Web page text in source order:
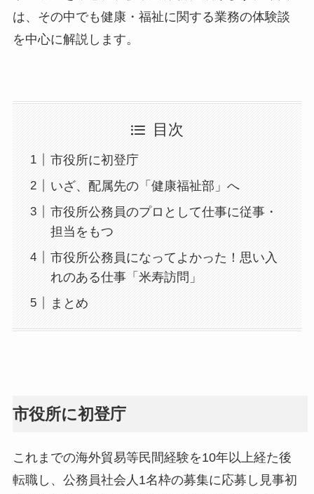
は、その中でも健康・福祉に関する業務の体験談
を中心に解説します。
目次
市役所に初登庁
いざ、配属先の「健康福祉部」へ
市役所公務員のプロとして仕事に従事・
担当をもつ
市役所公務員になってよかった！思い入
れのある仕事「米寿訪問」
まとめ
市役所に初登庁
これまでの海外貿易等民間経験を10年以上経た後
転職し、公務員社会人1名枠の募集に応募し見事初